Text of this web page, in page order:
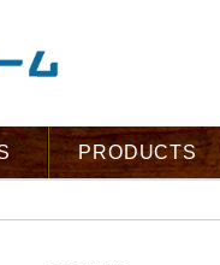
PRODUCTS